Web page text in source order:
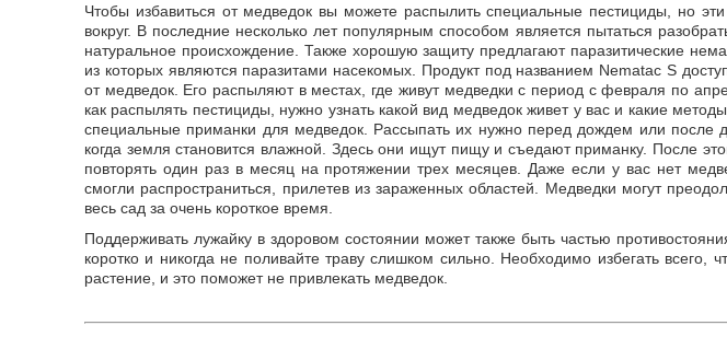
Чтобы избавиться от медведок вы можете распылить специальные пестициды, но
вокруг. В последние несколько лет популярным способом является пытаться
натуральное происхождение. Также хорошую защиту предлагают паразитические
из которых являются паразитами насекомых. Продукт под названием Nematac S
от медведок. Его распыляют в местах, где живут медведки с период с февраля по
как распылять пестициды, нужно узнать какой вид медведок живет у вас и какие
специальные приманки для медведок. Рассыпать их нужно перед дождем или после
когда земля становится влажной. Здесь они ищут пищу и съедают приманку. После
повторять один раз в месяц на протяжении трех месяцев. Даже если у вас нет
смогли распространиться, прилетев из зараженных областей. Медведки могут
весь сад за очень короткое время.
Поддерживать лужайку в здоровом состоянии может также быть частью
коротко и никогда не поливайте траву слишком сильно. Необходимо избегать всего,
растение, и это поможет не привлекать медведок.